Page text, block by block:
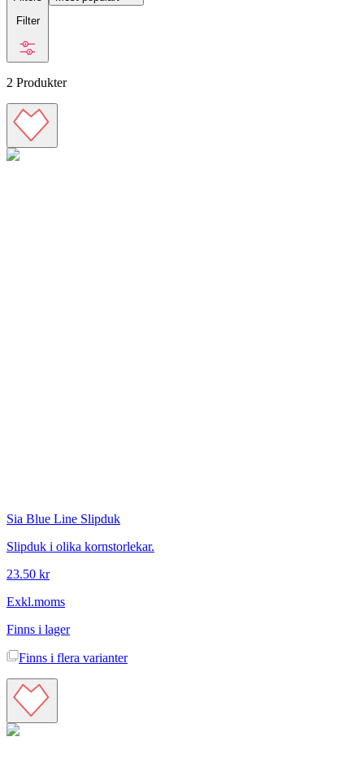
Filter
2 Produkter
Sia Blue Line Slipduk
Slipduk i olika kornstorlekar.
23.50 kr
Exkl.moms
Finns i lager
Finns i flera varianter